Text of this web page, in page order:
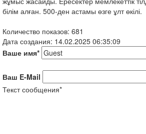
білім алған. 500-ден астамы өзге ұлт өкілі.
Количество показов: 681
Дата создания: 14.02.2025 06:35:09
Ваше имя*
Ваш E-Mail
Текст сообщения*